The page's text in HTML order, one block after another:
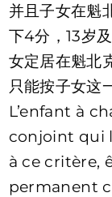
并且子女在魁
下4分，13岁
女定居在魁北
只能按子女这
L’enfant à
conjoint qui
à ce critère,
permanent